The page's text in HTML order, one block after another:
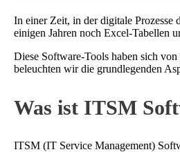
In einer Zeit, in der digitale
einigen Jahren noch Excel-Tabellen
Diese Software-Tools haben sich
beleuchten wir die grundlegenden
Was ist ITSM
ITSM (IT Service Management)